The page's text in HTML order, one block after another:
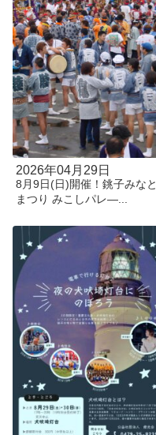
2026年04月29日
8月9日(日)開催！銚子みなと
まつり みこしパレ―...